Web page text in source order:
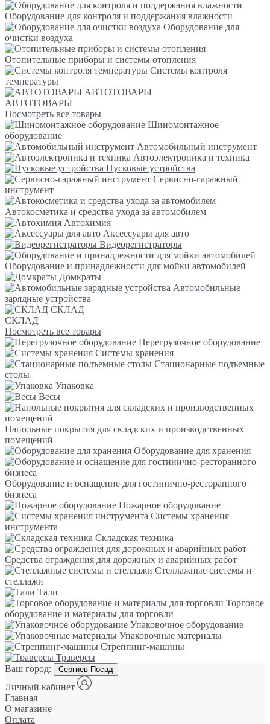
Оборудование для контроля и поддержания влажности
Оборудование для
очистки воздуха
Отопительные приборы и системы отопления
Системы контроля
температуры
АВТОТОВАРЫ
АВТОТОВАРЫ
Посмотреть все товары
Шиномонтажное
оборудование
Автомобильный инструмент
Автоэлектроника и техника
Пусковые устройства
Сервисно-гаражный
инструмент
Автокосметика и средства ухода за автомобилем
Автохимия
Аксессуары для авто
Видеорегистраторы
Оборудование и принадлежности для мойки автомобилей
Домкраты
Автомобильные
зарядные устройства
СКЛАД
СКЛАД
Посмотреть все товары
Перегрузочное оборудование
Системы хранения
Стационарные подъемные
столы
Упаковка
Весы
Напольные покрытия для складских и производственных
помещений
Оборудование для хранения
Оборудование и оснащение для гостинично-ресторанного
бизнеса
Пожарное оборудование
Системы хранения
инструмента
Складская техника
Средства ограждения для дорожных и аварийных работ
Стеллажные системы и
стеллажи
Тали
Торговое
оборудование и материалы для торговли
Упаковочное оборудование
Упаковочные материалы
Стреппинг-машины
Траверсы
Ваш город:
Сергиев Посад
Личный кабинет
Главная
О магазине
Оплата